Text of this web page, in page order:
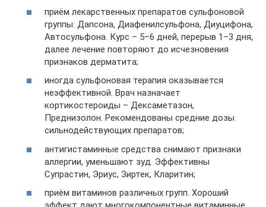
приём лекарственных препаратов сульфоновой
группы: Дапсона, Диафенилсульфона, Диуцифона,
Автосульфона. Курс – 5–6 дней, перерыв 1–3 дня,
далее лечение повторяют до исчезновения
признаков дерматита;
иногда сульфоновая терапия оказывается
неэффективной. Врач назначает
кортикостероиды – Дексаметазон,
Преднизолон. Рекомендованы средние дозы
сильнодействующих препаратов;
антигистаминные средства снимают признаки
аллергии, уменьшают зуд. Эффективны
Супрастин, Эриус, Зиртек, Кларитин;
приём витаминов различных групп. Хороший